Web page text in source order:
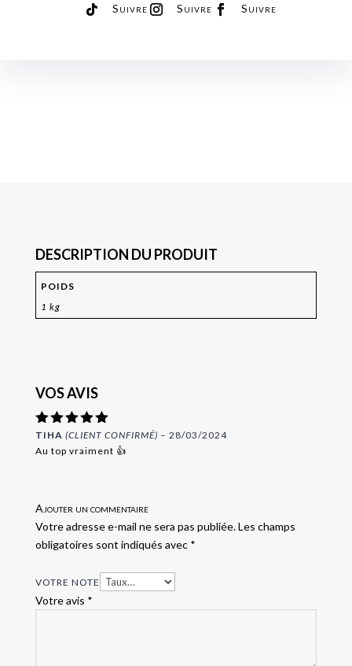
Suivre Suivre Suivre
DESCRIPTION DU PRODUIT
POIDS
1 kg
VOS AVIS
Note5
sur 5
TIHA (CLIENT CONFIRMÉ) – 28/03/2024
Au top vraiment 👍
Ajouter un commentaire
Votre adresse e-mail ne sera pas publiée.Les champs
obligatoires sont indiqués avec *
VOTRE NOTE
Votre avis *